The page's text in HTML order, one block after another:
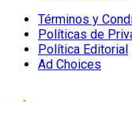
Términos y
Políticas de
Política Editorial
Ad Choices